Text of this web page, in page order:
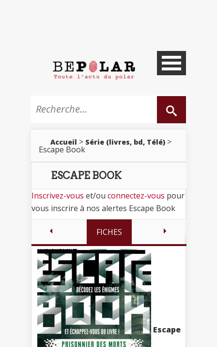
Accueil > Série (livres, bd, Télé) >
Escape Book
ESCAPE BOOK
Inscrivez-vous et/ou connectez-vous pour
vous inscrire à nos alertes Escape Book
FICHES
Escape